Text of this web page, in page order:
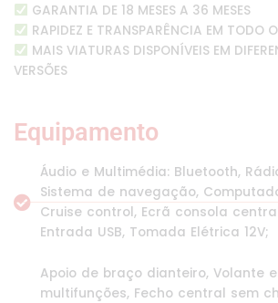
GARANTIA DE 18 MESES A 36 MESES
RAPIDEZ E TRANSPARÊNCIA EM TODO
MAIS VIATURAS DISPONÍVEIS EM
VERSÕES
Equipamento
Áudio e Multimédia: Bluetooth,
Sistema de navegação,
Cruise control, Ecrã consola
Entrada USB, Tomada Elétrica 12V;
Apoio de braço dianteiro, Volante
multifunções, Fecho central sem